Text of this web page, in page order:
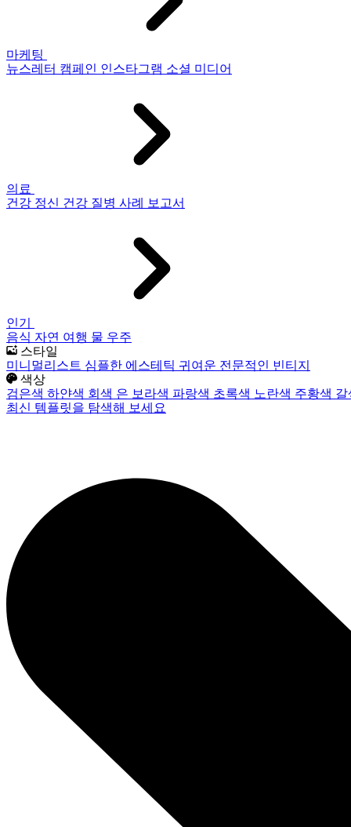
마케팅
뉴스레터 캠페인 인스타그램 소셜 미디어
의료
건강 정신 건강 질병 사례 보고서
인기
음식 자연 여행 물 우주
스타일
미니멀리스트 심플한 에스테틱 귀여운 전문적인 빈티지
색상
검은색 하얀색 회색 은 보라색 파랑색 초록색 노란색 주황색
최신 템플릿을 탐색해 보세요